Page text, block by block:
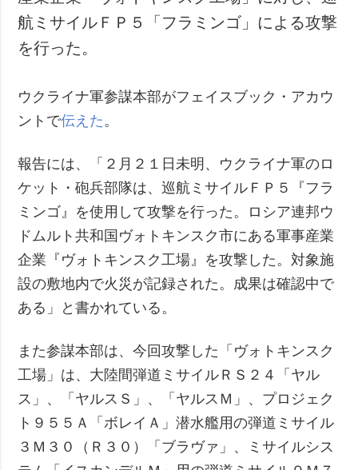
航ミサイルＦＰ５「フラミンゴ」による攻撃
を行った。
ウクライナ軍参謀本部がフェイスブック・アカウ
ントで伝えた 。
報告には、「２月２１日未明、ウクライナ軍のロ
ケット・砲兵部隊は、巡航ミサイルＦＰ５『フラ
ミンゴ』を使用して攻撃を行った。ロシア連邦ウ
ドムルト共和国ヴォトキンスク市にある軍事産業
企業『ヴォトキンスク工場』を攻撃した。対象施
設の敷地内で火災が記録された。成果は確認中で
ある」と書かれている。
また参謀本部は、今回攻撃した「ヴォトキンスク
工場」は、大陸間弾道ミサイルＲＳ２４「ヤル
ス」、「ヤルスＳ」、「ヤルスＭ」、プロジェク
ト９５５Ａ「ボレイＡ」潜水艦用の弾道ミサイル
３Ｍ３０（Ｒ３０）「ブラヴァ」、ミサイルシス